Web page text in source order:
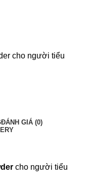
ĐÁNH GIÁ (0)
cho người tiểu